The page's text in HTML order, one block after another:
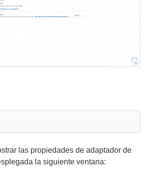
las propiedades de adaptador de
la siguiente ventana: